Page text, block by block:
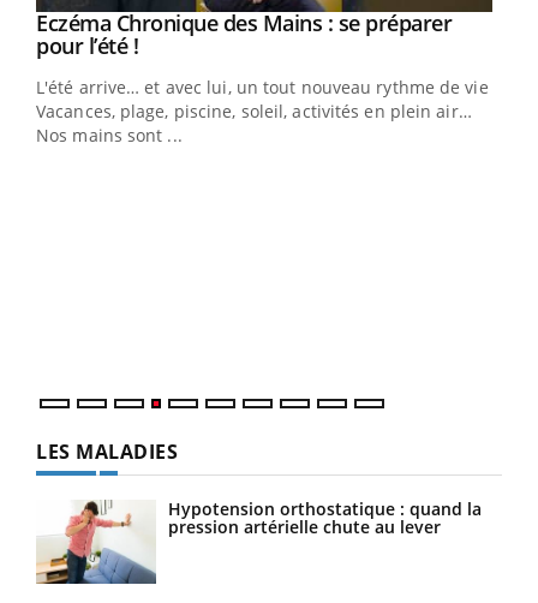
Youtube
Eczéma Chronique des Mains : se préparer
pour l’été !Youtube
L'été arrive… et avec lui, un tout nouveau rythme de vie !
Vacances, plage, piscine, soleil, activités en plein air…
Nos mains sont ...
LES MALADIES
Hypotension orthostatique : quand la
pression artérielle chute au lever